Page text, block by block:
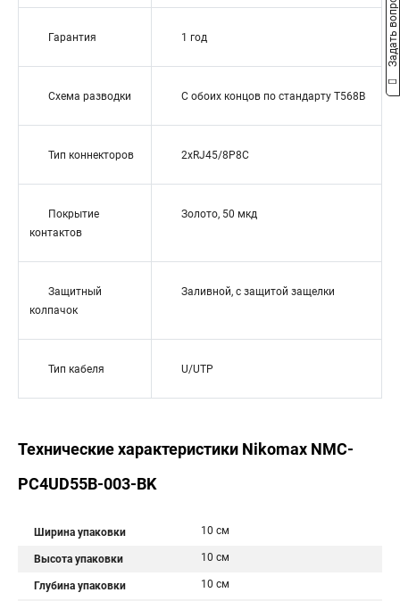
Гарантия 1 год
Схема разводки С обоих концов по стандарту T568B
Тип коннекторов 2xRJ45/8P8C
Покрытие
контактов
Золото, 50 мкд
Защитный
колпачок
Заливной, с защитой защелки
Тип кабеля U/UTP
Технические характеристики Nikomax NMC-
PC4UD55B-003-BK
Ширина упаковки 10 см
Высота упаковки 10 см
Глубина упаковки 10 см
Задать вопрос